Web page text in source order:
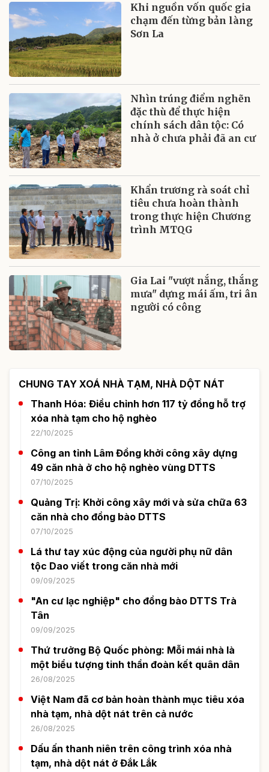
Khi nguồn vốn quốc gia
chạm đến từng bản làng
Sơn La
Nhìn trúng điểm nghẽn
đặc thù để thực hiện
chính sách dân tộc: Có
nhà ở chưa phải đã an cư
Khẩn trương rà soát chỉ
tiêu chưa hoàn thành
trong thực hiện Chương
trình MTQG
Gia Lai "vượt nắng, thắng
mưa" dựng mái ấm, tri ân
người có công
CHUNG TAY XOÁ NHÀ TẠM, NHÀ DỘT NÁT
Thanh Hóa: Điều chỉnh hơn 117 tỷ đồng hỗ trợ
xóa nhà tạm cho hộ nghèo
22/10/2025
Công an tỉnh Lâm Đồng khởi công xây dựng
49 căn nhà ở cho hộ nghèo vùng DTTS
07/10/2025
Quảng Trị: Khởi công xây mới và sửa chữa 63
căn nhà cho đồng bào DTTS
07/10/2025
Lá thư tay xúc động của người phụ nữ dân
tộc Dao viết trong căn nhà mới
09/09/2025
"An cư lạc nghiệp" cho đồng bào DTTS Trà
Tân
09/09/2025
Thứ trưởng Bộ Quốc phòng: Mỗi mái nhà là
một biểu tượng tinh thần đoàn kết quân dân
26/08/2025
Việt Nam đã cơ bản hoàn thành mục tiêu xóa
nhà tạm, nhà dột nát trên cả nước
26/08/2025
Dấu ấn thanh niên trên công trình xóa nhà
tạm, nhà dột nát ở Đắk Lắk